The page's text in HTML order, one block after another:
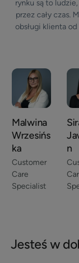
rynku są to
przez cały czas.
obsługi klienta
Malwina
Wrzesińs
ka
Customer
Care
Specialist
n
Jesteś w